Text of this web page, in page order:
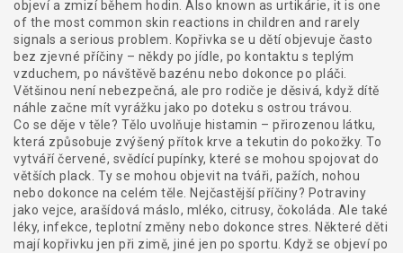
objeví a zmizí během hodin . Also known as urtikárie, it is one
of the most common skin reactions in children and rarely
signals a serious problem.
Kopřivka se u dětí objevuje často
bez zjevné příčiny – někdy po jídle, po kontaktu s teplým
vzduchem, po návštěvě bazénu nebo dokonce po pláči.
Většinou není nebezpečná, ale pro rodiče je děsivá, když dítě
náhle začne mít vyrážku jako po doteku s ostrou trávou.
Co se děje v těle? Tělo uvolňuje histamin – přirozenou látku,
která způsobuje zvýšený přítok krve a tekutin do pokožky. To
vytváří červené, svědící pupínky, které se mohou spojovat do
větších plack. Ty se mohou objevit na tváři, pažích, nohou
nebo dokonce na celém těle. Nejčastější příčiny? Potraviny
jako vejce, arašídová máslo, mléko, citrusy, čokoláda. Ale také
léky, infekce, teplotní změny nebo dokonce stres. Některé děti
mají kopřivku jen při zimě, jiné jen po sportu. Když se objeví po